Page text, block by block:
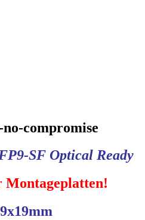
SF Optical Ready